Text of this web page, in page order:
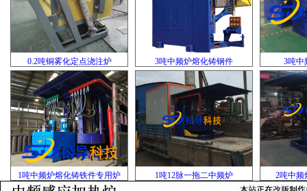
0.2吨铜雾化定点浇注炉 3吨中频炉熔化铸钢件 3吨中
1吨中频炉熔化铸铁件专用炉 1吨12脉一拖二中频炉 2吨中频